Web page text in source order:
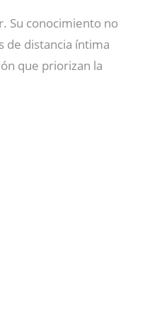
Su conocimiento no
de distancia íntima
que priorizan la